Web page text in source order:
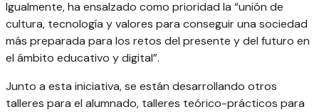
Igualmente, ha ensalzado como prioridad la “unión de
cultura, tecnología y valores para conseguir una sociedad
más preparada para los retos del presente y del futuro en
el ámbito educativo y digital”.
Junto a esta iniciativa, se están desarrollando otros
talleres para el alumnado, talleres teórico-prácticos para